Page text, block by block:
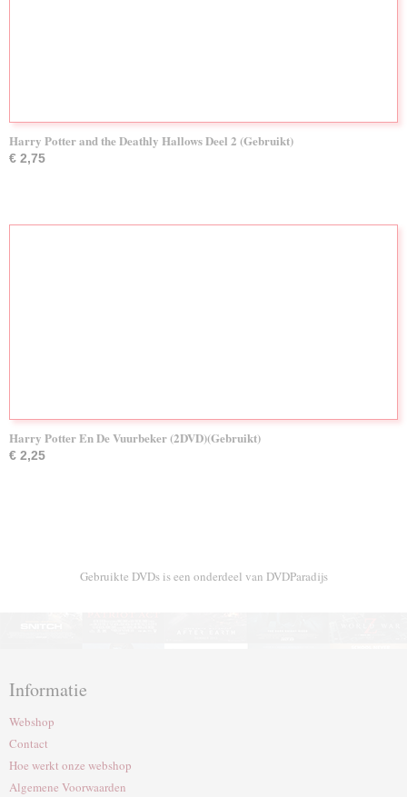
Harry Potter and the Deathly Hallows Deel 2 (Gebruikt)
€ 2,75
Harry Potter En De Vuurbeker (2DVD)(Gebruikt)
€ 2,25
Gebruikte DVDs is een onderdeel van DVDParadijs
Informatie
Webshop
Contact
Hoe werkt onze webshop
Algemene Voorwaarden